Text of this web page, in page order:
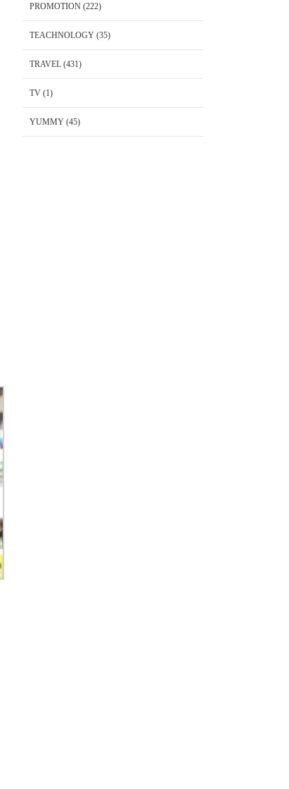
PROMOTION(222)
TEACHNOLOGY(35)
TRAVEL(431)
TV(1)
YUMMY(45)